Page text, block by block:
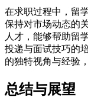
在求职过程中，留
保持对市场动态的
人才，能够帮助留
投递与面试技巧的
的独特视角与经验
总结与展望